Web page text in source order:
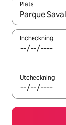
Plats
När
Incheckning
Utcheckning